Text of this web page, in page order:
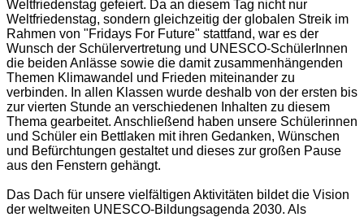
Weltfriedenstag gefeiert. Da an diesem Tag nicht nur
Weltfriedenstag, sondern gleichzeitig der globalen Streik im
Rahmen von "Fridays For Future" stattfand, war es der
Wunsch der Schülervertretung und UNESCO-SchülerInnen
die beiden Anlässe sowie die damit zusammenhängenden
Themen Klimawandel und Frieden miteinander zu
verbinden. In allen Klassen wurde deshalb von der ersten bis
zur vierten Stunde an verschiedenen Inhalten zu diesem
Thema gearbeitet. Anschließend haben unsere Schülerinnen
und Schüler ein Bettlaken mit ihren Gedanken, Wünschen
und Befürchtungen gestaltet und dieses zur großen Pause
aus den Fenstern gehängt.
Das Dach für unsere vielfältigen Aktivitäten bildet die Vision
der weltweiten UNESCO-Bildungsagenda 2030. Als